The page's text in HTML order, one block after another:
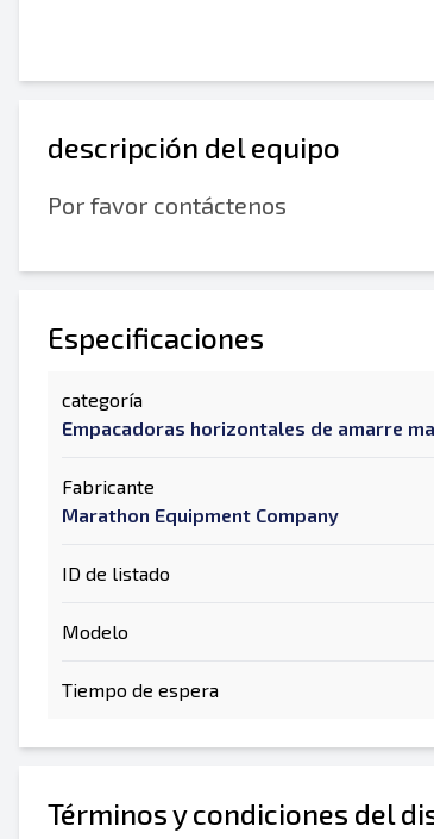
descripción del equipo
Por favor contáctenos
Especificaciones
categoría
Empacadoras horizontales de amarre
Fabricante
Marathon Equipment Company
ID de listado
Modelo
Tiempo de espera
Términos y condiciones del